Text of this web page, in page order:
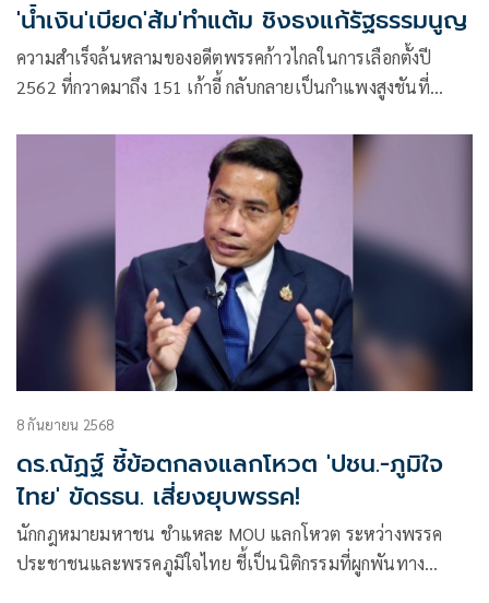
'น้ำเงิน'เบียด'ส้ม'ทำแต้ม ชิงธงแก้รัฐธรรมนูญ
ความสำเร็จล้นหลามของอดีตพรรคก้าวไกลในการเลือกตั้งปี
2562 ที่กวาดมาถึง 151 เก้าอี้ กลับกลายเป็นกำแพงสูงชันที่
กลองการเลือกตั้งเริ่มดังขึ้น สอดคล้องกับสัญญาณการยุบสภาที่
8 กันยายน 2568
ดร.ณัฏฐ์ ชี้ข้อตกลงแลกโหวต 'ปชน.-ภูมิใจ
ไทย' ขัดรธน. เสี่ยงยุบพรรค!
นักกฎหมายมหาชน ชำแหละ MOU แลกโหวต ระหว่างพรรค
ประชาชนและพรรคภูมิใจไทย ชี้เป็นนิติกรรมที่ผูกพันทาง